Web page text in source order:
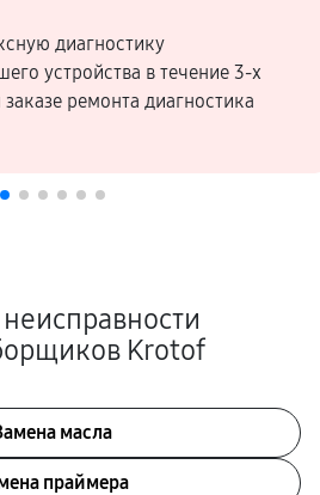
диагностику
устройства в течение 3-х
ремонта диагностика
Krotof
масла
праймера